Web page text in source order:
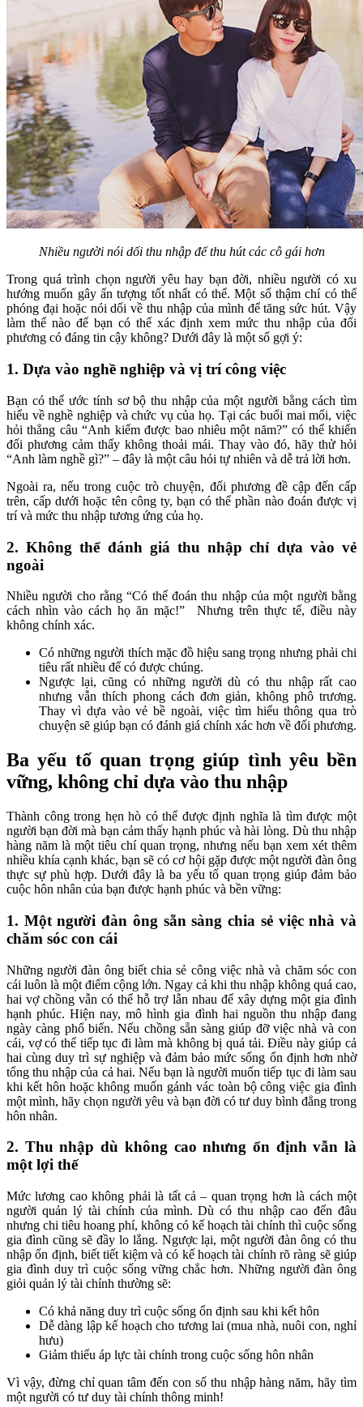
Nhiều người nói dối thu nhập để thu hút các cô gái hơn
Trong quá trình chọn người yêu hay bạn đời, nhiều người có xu
hướng muốn gây ấn tượng tốt nhất có thể. Một số thậm chí có thể
phóng đại hoặc nói dối về thu nhập của mình để tăng sức hút. Vậy
làm thế nào để bạn có thể xác định xem mức thu nhập của đối
phương có đáng tin cậy không? Dưới đây là một số gợi ý:
1. Dựa vào nghề nghiệp và vị trí công việc
Bạn có thể ước tính sơ bộ thu nhập của một người bằng cách tìm
hiểu về nghề nghiệp và chức vụ của họ. Tại các buổi mai mối, việc
hỏi thẳng câu “Anh kiếm được bao nhiêu một năm?” có thể khiến
đối phương cảm thấy không thoải mái. Thay vào đó, hãy thử hỏi
“Anh làm nghề gì?” – đây là một câu hỏi tự nhiên và dễ trả lời hơn.
Ngoài ra, nếu trong cuộc trò chuyện, đối phương đề cập đến cấp
trên, cấp dưới hoặc tên công ty, bạn có thể phần nào đoán được vị
trí và mức thu nhập tương ứng của họ.
2. Không thể đánh giá thu nhập chỉ dựa vào vẻ
ngoài
Nhiều người cho rằng “Có thể đoán thu nhập của một người bằng
cách nhìn vào cách họ ăn mặc!” Nhưng trên thực tế, điều này
không chính xác.
Có những người thích mặc đồ hiệu sang trọng nhưng phải chi
tiêu rất nhiều để có được chúng.
Ngược lại, cũng có những người dù có thu nhập rất cao
nhưng vẫn thích phong cách đơn giản, không phô trương.
Thay vì dựa vào vẻ bề ngoài, việc tìm hiểu thông qua trò
chuyện sẽ giúp bạn có đánh giá chính xác hơn về đối phương.
Ba yếu tố quan trọng giúp tình yêu bền
vững, không chỉ dựa vào thu nhập
Thành công trong hẹn hò có thể được định nghĩa là tìm được một
người bạn đời mà bạn cảm thấy hạnh phúc và hài lòng. Dù thu nhập
hàng năm là một tiêu chí quan trọng, nhưng nếu bạn xem xét thêm
nhiều khía cạnh khác, bạn sẽ có cơ hội gặp được một người đàn ông
thực sự phù hợp. Dưới đây là ba yếu tố quan trọng giúp đảm bảo
cuộc hôn nhân của bạn được hạnh phúc và bền vững:
1. Một người đàn ông sẵn sàng chia sẻ việc nhà và
chăm sóc con cái
Những người đàn ông biết chia sẻ công việc nhà và chăm sóc con
cái luôn là một điểm cộng lớn. Ngay cả khi thu nhập không quá cao,
hai vợ chồng vẫn có thể hỗ trợ lẫn nhau để xây dựng một gia đình
hạnh phúc. Hiện nay, mô hình gia đình hai nguồn thu nhập đang
ngày càng phổ biến. Nếu chồng sẵn sàng giúp đỡ việc nhà và con
cái, vợ có thể tiếp tục đi làm mà không bị quá tải. Điều này giúp cả
hai cùng duy trì sự nghiệp và đảm bảo mức sống ổn định hơn nhờ
tổng thu nhập của cả hai. Nếu bạn là người muốn tiếp tục đi làm sau
khi kết hôn hoặc không muốn gánh vác toàn bộ công việc gia đình
một mình, hãy chọn người yêu và bạn đời có tư duy bình đẳng trong
hôn nhân.
2. Thu nhập dù không cao nhưng ổn định vẫn là
một lợi thế
Mức lương cao không phải là tất cả – quan trọng hơn là cách một
người quản lý tài chính của mình. Dù có thu nhập cao đến đâu
nhưng chi tiêu hoang phí, không có kế hoạch tài chính thì cuộc sống
gia đình cũng sẽ đầy lo lắng. Ngược lại, một người đàn ông có thu
nhập ổn định, biết tiết kiệm và có kế hoạch tài chính rõ ràng sẽ giúp
gia đình duy trì cuộc sống vững chắc hơn. Những người đàn ông
giỏi quản lý tài chính thường sẽ:
Có khả năng duy trì cuộc sống ổn định sau khi kết hôn
Dễ dàng lập kế hoạch cho tương lai (mua nhà, nuôi con, nghỉ
hưu)
Giảm thiểu áp lực tài chính trong cuộc sống hôn nhân
Vì vậy, đừng chỉ quan tâm đến con số thu nhập hàng năm, hãy tìm
một người có tư duy tài chính thông minh!